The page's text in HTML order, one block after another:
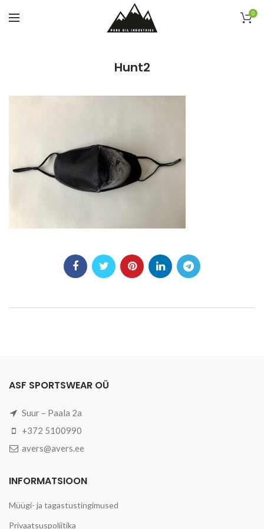
0
Hunt2
ASF SPORTSWEAR OÜ
Suur – Paala 2a
+372 5100990
avers@avers.ee
INFORMATSIOON
Müügi- ja tagastustingimused
Privaatsuspoliitika